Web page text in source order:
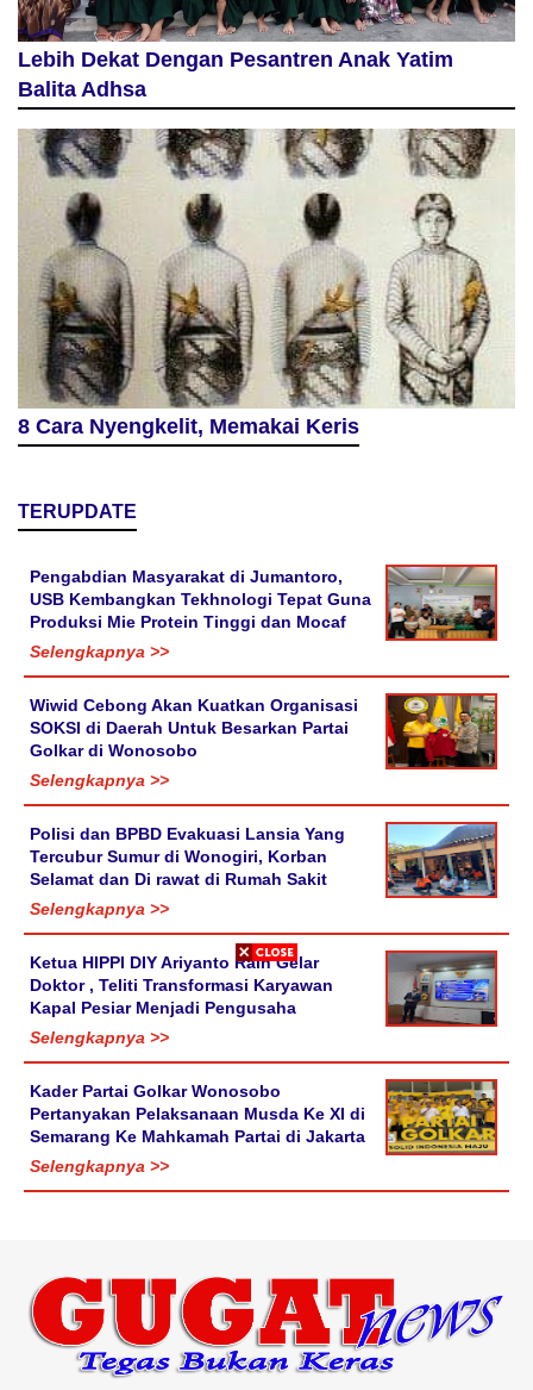
Lebih Dekat Dengan Pesantren Anak Yatim
Balita Adhsa
8 Cara Nyengkelit, Memakai Keris
TERUPDATE
Pengabdian Masyarakat di Jumantoro,
USB Kembangkan Tekhnologi Tepat Guna
Produksi Mie Protein Tinggi dan Mocaf
Selengkapnya >>
Wiwid Cebong Akan Kuatkan Organisasi
SOKSI di Daerah Untuk Besarkan Partai
Golkar di Wonosobo
Selengkapnya >>
Polisi dan BPBD Evakuasi Lansia Yang
Tercubur Sumur di Wonogiri, Korban
Selamat dan Di rawat di Rumah Sakit
Selengkapnya >>
Ketua HIPPI DIY Ariyanto Raih Gelar
Doktor , Teliti Transformasi Karyawan
Kapal Pesiar Menjadi Pengusaha
Selengkapnya >>
Kader Partai Golkar Wonosobo
Pertanyakan Pelaksanaan Musda Ke XI di
Semarang Ke Mahkamah Partai di Jakarta
Selengkapnya >>